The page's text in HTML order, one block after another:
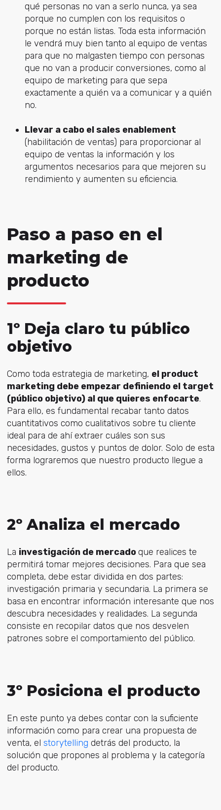
qué personas no van a serlo nunca, ya sea
porque no cumplen con los requisitos o
porque no están listas. Toda esta información
le vendrá muy bien tanto al equipo de ventas
para que no malgasten tiempo con personas
que no van a producir conversiones, como al
equipo de marketing para que sepa
exactamente a quién va a comunicar y a quién
no.
Llevar a cabo el sales enablement
(habilitación de ventas) para proporcionar al
equipo de ventas la información y los
argumentos necesarios para que mejoren su
rendimiento y aumenten su eficiencia.
Paso a paso en el
marketing de
producto
1º Deja claro tu público
objetivo
Como toda estrategia de marketing, el product
marketing debe empezar definiendo el target
(público objetivo) al que quieres enfocarte.
Para ello, es fundamental recabar tanto datos
cuantitativos como cualitativos sobre tu cliente
ideal para de ahí extraer cuáles son sus
necesidades, gustos y puntos de dolor. Solo de esta
forma lograremos que nuestro producto llegue a
ellos.
2º Analiza el mercado
La investigación de mercadoque realices te
permitirá tomar mejores decisiones. Para que sea
completa, debe estar dividida en dos partes:
investigación primaria y secundaria. La primera se
basa en encontrar información interesante que nos
descubra necesidades y realidades. La segunda
consiste en recopilar datos que nos desvelen
patrones sobre el comportamiento del público.
3º Posiciona el producto
En este punto ya debes contar con la suficiente
información como para crear una propuesta de
venta, el storytelling detrás del producto, la
solución que propones al problema y la categoría
del producto.